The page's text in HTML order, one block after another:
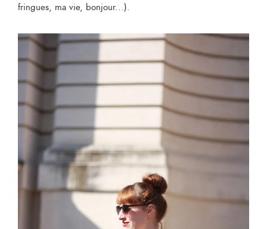
fringues, ma vie, bonjour...).